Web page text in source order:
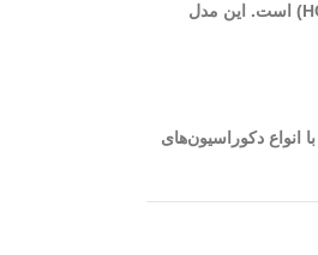
از بهترین فرش‌های ماشینی کاشان می‌توان به فرش‌های 700 شانه با تراکم بالا اشاره نمود. برای بافت این فرش‌ها از دستگاه‌های مختلفی استفاده می‌شود که یکی از معروف ترین آن‌ها (HCP) است. این مدل
با انواع دکوراسیون‌های